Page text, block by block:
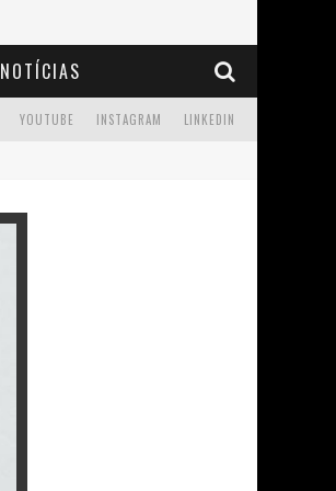
NOTÍCIAS
LINKEDIN
INSTAGRAM
YOUTUBE